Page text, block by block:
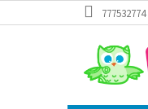
na
777532774